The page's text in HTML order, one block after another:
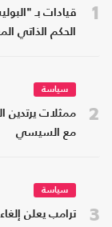
1
قيادات بـ
الحكم الذاتي
2
سياسة
ممثلات
مع السيسي
3
سياسة
ترامب يعلن